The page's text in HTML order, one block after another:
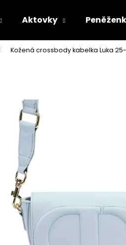
Aktovky
Kožená crossbody kabelka Luka
potřebujete
Doporučujeme